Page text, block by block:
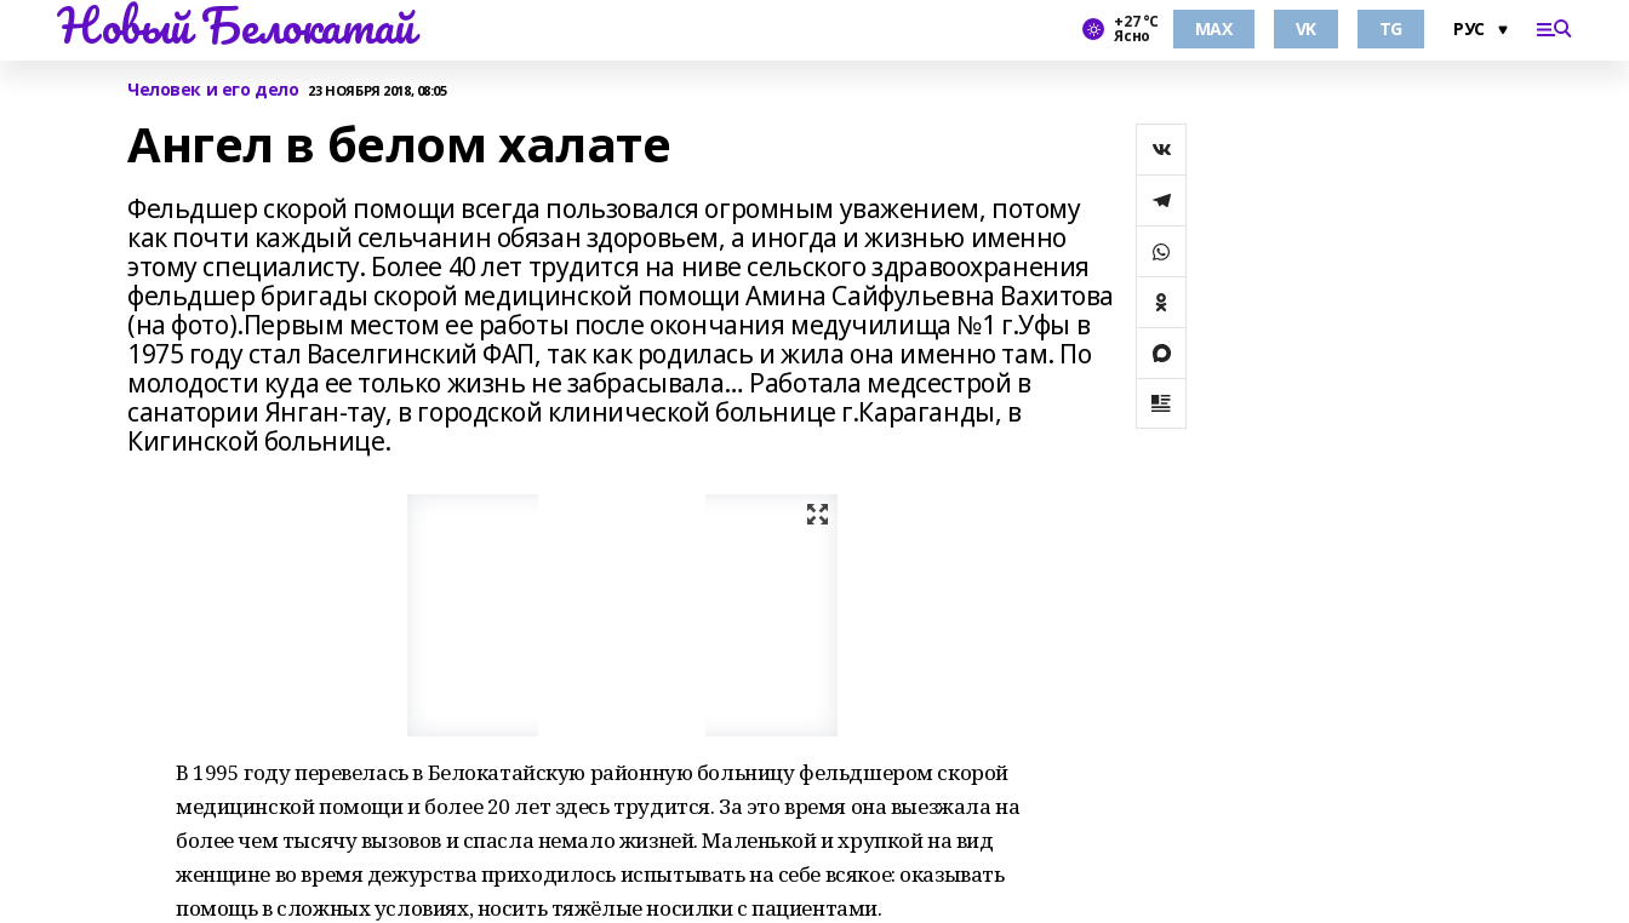
Новый Белокатай +27 °С
Ясно MAX VK TG
Человек и его дело 23 НОЯБРЯ 2018, 08:05
Ангел в белом халате
Фельдшер скорой помощи всегда пользовался огромным уважением, потому
как почти каждый сельчанин обязан здоровьем, а иногда и жизнью именно
этому специалисту. Более 40 лет трудится на ниве сельского здравоохранения
фельдшер бригады скорой медицинской помощи Амина Сайфульевна Вахитова
(на фото).Первым местом ее работы после окончания медучилища №1 г.Уфы в
1975 году стал Васелгинский ФАП, так как родилась и жила она именно там. По
молодости куда ее только жизнь не забрасывала… Работала медсестрой в
санатории Янган-тау, в городской клинической больнице г.Караганды, в
Кигинской больнице.
В 1995 году перевелась в Белокатайскую районную больницу фельдшером скорой
медицинской помощи и более 20 лет здесь трудится. За это время она выезжала на
более чем тысячу вызовов и спасла немало жизней. Маленькой и хрупкой на вид
женщине во время дежурства приходилось испытывать на себе всякое: оказывать
помощь в сложных условиях, носить тяжёлые носилки с пациентами.